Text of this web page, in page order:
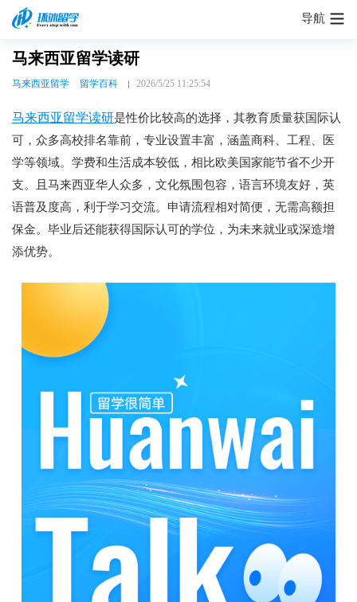
导航
马来西亚留学读研
马来西亚留学 留学百科 2026/5/25 11:25:54
马来西亚留学读研是性价比较高的选择，其教育质量获国际认
可，众多高校排名靠前，专业设置丰富，涵盖商科、工程、医
学等领域。学费和生活成本较低，相比欧美国家能节省不少开
支。且马来西亚华人众多，文化氛围包容，语言环境友好，英
语普及度高，利于学习交流。申请流程相对简便，无需高额担
保金。毕业后还能获得国际认可的学位，为未来就业或深造增
添优势。